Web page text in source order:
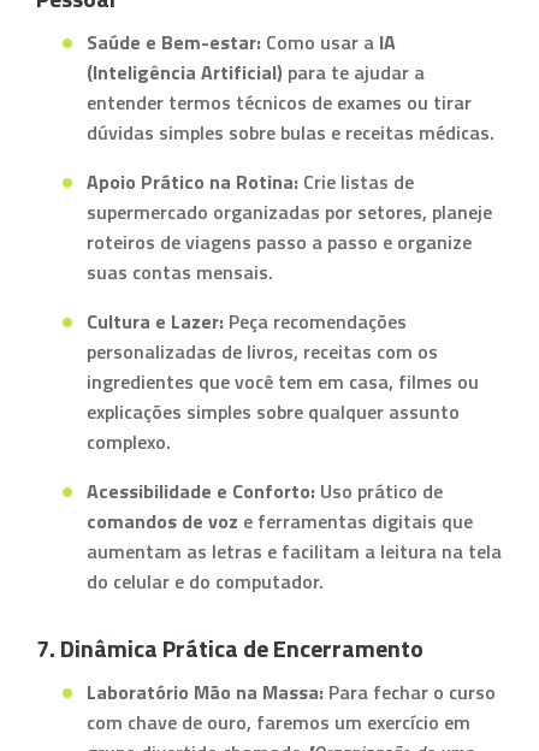
Saúde e Bem-estar: Como usar a IA
(Inteligência Artificial) para te ajudar a
entender termos técnicos de exames ou tirar
dúvidas simples sobre bulas e receitas médicas.
Apoio Prático na Rotina: Crie listas de
supermercado organizadas por setores, planeje
roteiros de viagens passo a passo e organize
suas contas mensais.
Cultura e Lazer: Peça recomendações
personalizadas de livros, receitas com os
ingredientes que você tem em casa, filmes ou
explicações simples sobre qualquer assunto
complexo.
Acessibilidade e Conforto: Uso prático de
comandos de voz e ferramentas digitais que
aumentam as letras e facilitam a leitura na tela
do celular e do computador.
7. Dinâmica Prática de Encerramento
Laboratório Mão na Massa: Para fechar o curso
com chave de ouro, faremos um exercício em